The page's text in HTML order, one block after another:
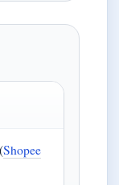
Shopee